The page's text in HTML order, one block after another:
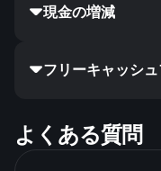
現金の増減
フリーキャッシ
よくある質問